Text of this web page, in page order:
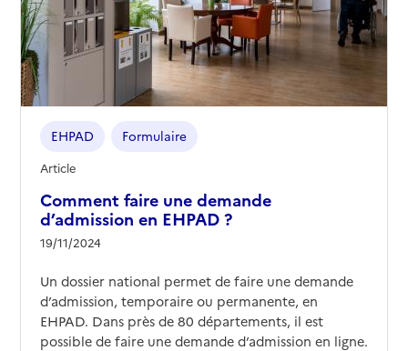
Comment faire une demande
d’admission en EHPAD ?
19/11/2024
EHPAD Formulaire
Article
Un dossier national permet de faire une demande
d’admission, temporaire ou permanente, en
EHPAD. Dans près de 80 départements, il est
possible de faire une demande d’admission en ligne.